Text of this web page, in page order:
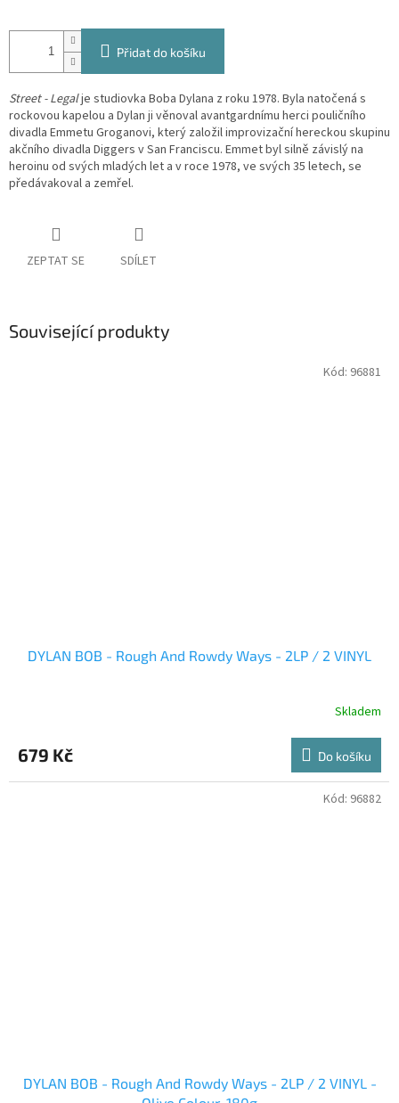
Přidat do košíku
Street - Legalje studiovka Boba Dylana z roku 1978. Byla natočená s
rockovou kapelou a Dylan ji věnoval avantgardnímu herci pouličního
divadla Emmetu Groganovi, který založil improvizační hereckou skupinu
akčního divadla Diggers v San Franciscu. Emmet byl silně závislý na
heroinu od svých mladých let a v roce 1978, ve svých 35 letech, se
předávakoval a zemřel.
ZEPTAT SE SDÍLET
Související produkty
DYLAN BOB - Rough And Rowdy Ways - 2LP / 2 VINYL
Skladem
679 Kč Do košíku
Kód: 96881
DYLAN BOB - Rough And Rowdy Ways - 2LP / 2 VINYL -
Kód: 96882